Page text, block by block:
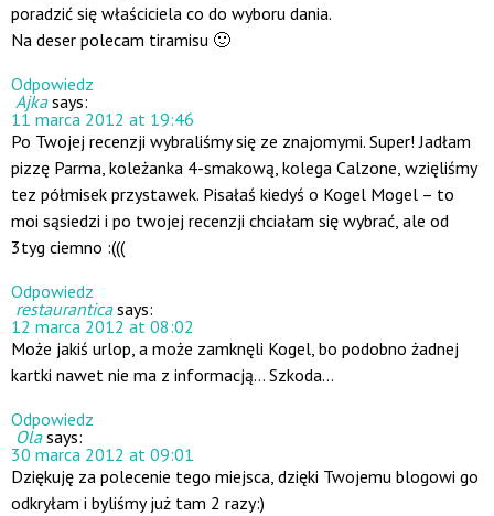
poradzić się właściciela co do wyboru dania.
Na deser polecam tiramisu 🙂
Odpowiedz
Ajka says:
11 marca 2012 at 19:46
Po Twojej recenzji wybraliśmy się ze znajomymi. Super! Jadłam
pizzę Parma, koleżanka 4-smakową, kolega Calzone, wzięliśmy
tez półmisek przystawek. Pisałaś kiedyś o Kogel Mogel – to
moi sąsiedzi i po twojej recenzji chciałam się wybrać, ale od
3tyg ciemno :(((
Odpowiedz
restaurantica says:
12 marca 2012 at 08:02
Może jakiś urlop, a może zamknęli Kogel, bo podobno żadnej
kartki nawet nie ma z informacją… Szkoda…
Odpowiedz
Ola says:
30 marca 2012 at 09:01
Dziękuję za polecenie tego miejsca, dzięki Twojemu blogowi go
odkryłam i byliśmy już tam 2 razy:)